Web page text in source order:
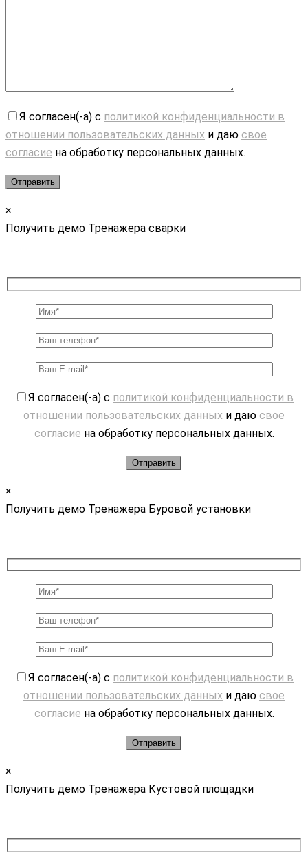
Я согласен(-а) с политикой конфиденциальности в
отношении пользовательских данных и даю свое
согласие на обработку персональных данных.
×
Получить демо Тренажера сварки
Я согласен(-а) с политикой конфиденциальности в
отношении пользовательских данных и даю свое
согласие на обработку персональных данных.
×
Получить демо Тренажера Буровой установки
Я согласен(-а) с политикой конфиденциальности в
отношении пользовательских данных и даю свое
согласие на обработку персональных данных.
×
Получить демо Тренажера Кустовой площадки